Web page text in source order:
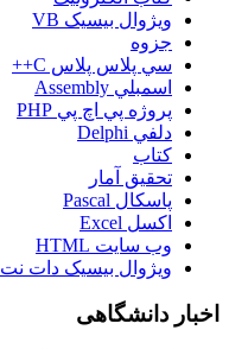
ويژوال بيسيک VB
جزوه
سي پلاس پلاس C++
اسمبلي Assembly
پروژه پي اچ پي PHP
دلفي Delphi
کتاب
تحقيق آمار
پاسکال Pascal
اکسل Excel
وب سايت HTML
ويژوال بيسيک دات نت VB.Net
اخبار دانشگاهی